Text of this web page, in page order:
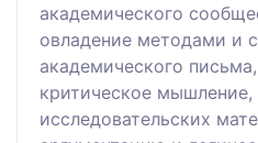
академического
овладение методами и
академического
критическое мышление,
исследовательских